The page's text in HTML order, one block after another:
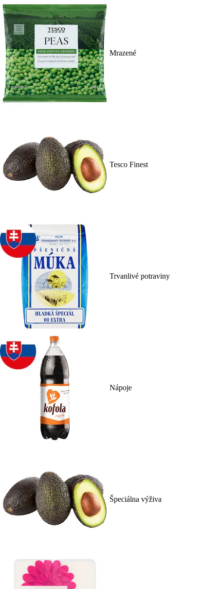
Mrazené
Tesco Finest
Trvanlivé potraviny
Nápoje
Špeciálna výživa